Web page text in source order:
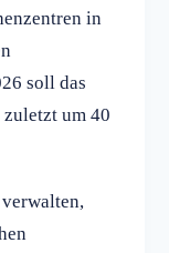
in
soll das
um 40